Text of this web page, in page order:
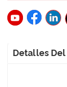
Detalles